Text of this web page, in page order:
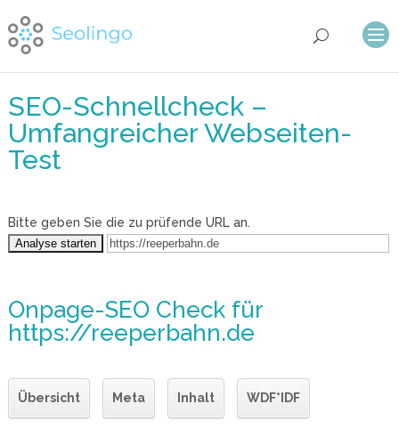
SEO-Schnellcheck –
Umfangreicher Webseiten-
Test
Bitte geben Sie die zu prüfende URL an.
Onpage-SEO Checkfür
https://reeperbahn.de
Übersicht Meta Inhalt WDF*IDF